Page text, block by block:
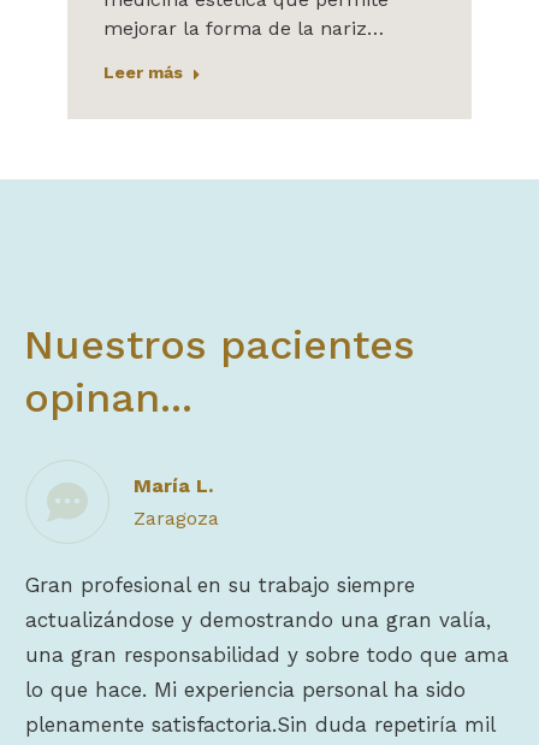
mejorar la forma de la nariz…
Leer más
Nuestros pacientes
opinan...
María L.
Zaragoza
Gran profesional en su trabajo siempre
actualizándose y demostrando una gran valía,
una gran responsabilidad y sobre todo que ama
lo que hace. Mi experiencia personal ha sido
plenamente satisfactoria.Sin duda repetiría mil